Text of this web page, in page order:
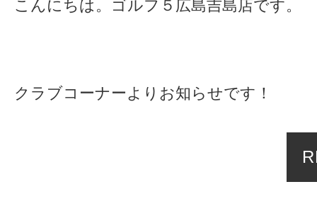
こんにちは。ゴルフ５広島吉島店です。
クラブコーナーよりお知らせです！